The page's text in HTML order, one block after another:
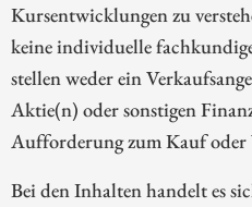
Kursentwicklungen zu
keine individuelle
stellen weder ein
Aktie(n) oder sonstigen
Aufforderung zum Kauf oder
Bei den Inhalten handelt es